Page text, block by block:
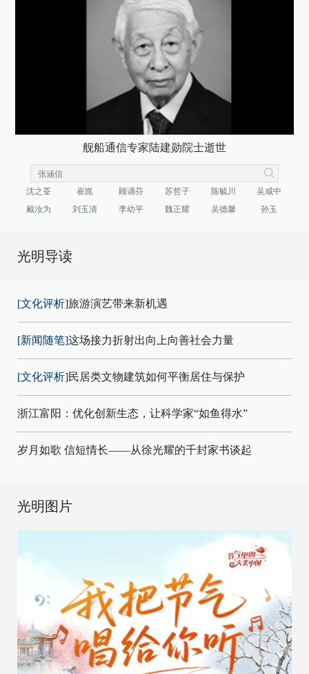
舰船通信专家陆建勋院士逝世
沈之荃 崔崑 顾诵芬 苏哲子 陈毓川
吴咸中
戴汝为
刘玉清 李幼平 魏正耀 吴德馨 孙玉
光明导读
[文化评析]旅游演艺带来新机遇
[新闻随笔]这场接力折射出向上向善社会力量
[文化评析]民居类文物建筑如何平衡居住与保护
浙江富阳：优化创新生态，让科学家“如鱼得水”
岁月如歌 信短情长——从徐光耀的千封家书谈起
光明图片